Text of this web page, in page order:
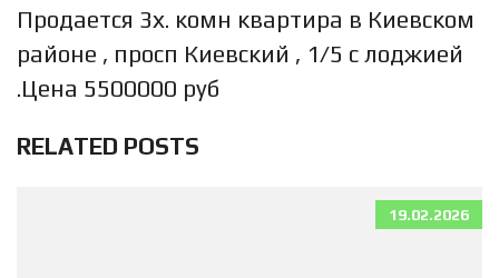
Продается 3х. комн квартира в Киевском
районе , просп Киевский , 1/5 с лоджией
.Цена 5500000 руб
RELATED POSTS
19.02.2026